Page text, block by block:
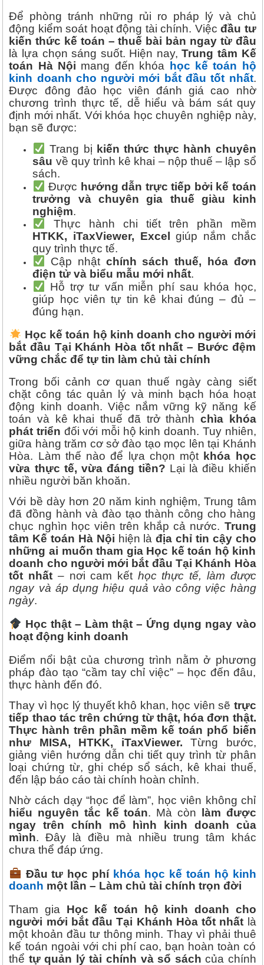
Để phòng tránh những rủi ro pháp lý và chủ
động kiểm soát hoạt động tài chính. Việcđầu tư
kiến thức kế toán – thuế bài bản ngay từ đầu
là lựa chọn sáng suốt. Hiện nay,Trung tâm Kế
toán Hà Nội mang đến khóa
học kế toán hộ
kinh doanh cho người mới bắt đầu tốt nhất.
Được đông đảo học viên đánh giá cao nhờ
chương trình thực tế, dễ hiểu và bám sát quy
định mới nhất. Với khóa học chuyên nghiệp này,
bạn sẽ được:
Trang bị kiến thức thực hành chuyên
sâu về quy trình kê khai – nộp thuế – lập sổ
sách.
Được hướng dẫn trực tiếp bởi kế toán
trưởng và chuyên gia thuế giàu kinh
nghiệm.
Thực hành chi tiết trên phần mềm
HTKK, iTaxViewer, Excel
giúp nắm chắc
quy trình thực tế.
Cập nhật chính sách thuế, hóa đơn
điện tử và biểu mẫu mới nhất.
Hỗ trợ tư vấn miễn phí sau khóa học,
giúp học viên tự tin kê khai đúng – đủ –
đúng hạn.
Học kế toán hộ kinh doanh cho người mới
bắt đầu Tại Khánh Hòa tốt nhất – Bước đệm
vững chắc để tự tin làm chủ tài chính
Trong bối cảnh cơ quan thuế ngày càng siết
chặt công tác quản lý và minh bạch hóa hoạt
động kinh doanh. Việc nắm vững kỹ năng kế
toán và kê khai thuế đã trở thành chìa khóa
phát triển đối với mỗi hộ kinh doanh. Tuy nhiên,
giữa hàng trăm cơ sở đào tạo mọc lên tại Khánh
Hòa. Làm thế nào để lựa chọn một khóa học
vừa thực tế, vừa đáng tiền? Lại là điều khiến
nhiều người băn khoăn.
Với bề dày hơn 20 năm kinh nghiệm, Trung tâm
đã đồng hành và đào tạo thành công cho hàng
chục nghìn học viên trên khắp cả nước. Trung
tâm Kế toán Hà Nội hiện làđịa chỉ tin cậy cho
những ai muốn tham gia Học kế toán hộ kinh
doanh cho người mới bắt đầu Tại Khánh Hòa
tốt nhất – nơi cam kết học thực tế, làm được
ngay và áp dụng hiệu quả vào công việc hàng
ngày.
Học thật – Làm thật – Ứng dụng ngay vào
hoạt động kinh doanh
Điểm nổi bật của chương trình nằm ở phương
pháp đào tạo “cầm tay chỉ việc” – học đến đâu,
thực hành đến đó.
Thay vì học lý thuyết khô khan, học viên sẽ trực
tiếp thao tác trên chứng từ thật, hóa đơn thật.
Thực hành trên phần mềm kế toán phổ biến
như MISA, HTKK, iTaxViewer. Từng bước,
giảng viên hướng dẫn chi tiết quy trình từ phân
loại chứng từ, ghi chép sổ sách, kê khai thuế,
đến lập báo cáo tài chính hoàn chỉnh.
Nhờ cách dạy “học để làm”, học viên không chỉ
hiểu nguyên tắc kế toán. Mà còn
làm được
ngay trên chính mô hình kinh doanh của
mình. Đây là điều mà nhiều trung tâm khác
chưa thể đáp ứng.
Đầu tư học phí khóa học kế toán hộ kinh
doanh một lần – Làm chủ tài chính trọn đời
Tham gia Học kế toán hộ kinh doanh cho
người mới bắt đầu Tại Khánh Hòa tốt nhất là
một khoản đầu tư thông minh. Thay vì phải thuê
kế toán ngoài với chi phí cao, bạn hoàn toàn có
thể tự quản lý tài chính và sổ sách của chính